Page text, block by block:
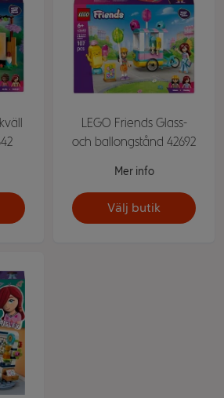
LEGO Friends Glass-
och ballongstånd 42692
Mer info
Välj butik